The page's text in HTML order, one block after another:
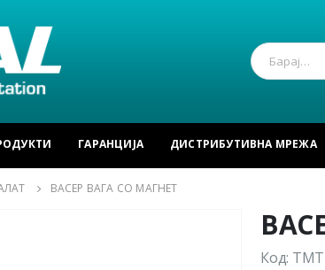
ГАРАНЦИЈА ДИСТРИБУТИВНА МРЕЖА
ВАСЕР ВАГА СО МАГНЕТ
Код: